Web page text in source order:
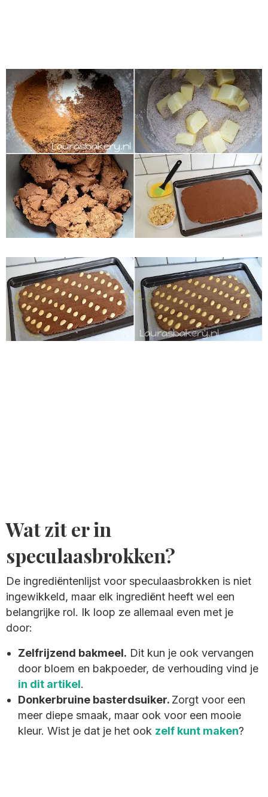
Wat zit er in
speculaasbrokken?
De ingrediëntenlijst voor speculaasbrokken is niet
ingewikkeld, maar elk ingrediënt heeft wel een
belangrijke rol. Ik loop ze allemaal even met je
door:
Zelfrijzend bakmeel. Dit kun je ook vervangen
door bloem en bakpoeder, de verhouding vind je
in dit artikel.
Donkerbruine basterdsuiker. Zorgt voor een
meer diepe smaak, maar ook voor een mooie
kleur. Wist je dat je het ook zelf kunt maken?